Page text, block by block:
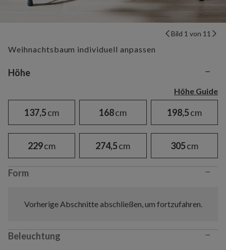
Bild 1 von 11
Weihnachtsbaum individuell anpassen
Variant selection
Höhe −
Höhe Guide
137,5cm 168cm 198,5cm
229cm 274,5cm 305cm
Form −
Vorherige Abschnitte abschließen, um fortzufahren.
Beleuchtung −